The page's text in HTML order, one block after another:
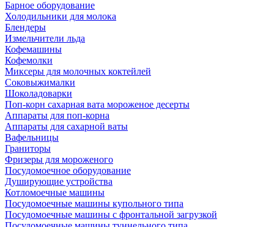
Барное оборудование
Холодильники для молока
Блендеры
Измельчители льда
Кофемашины
Кофемолки
Миксеры для молочных коктейлей
Соковыжималки
Шоколадоварки
Поп-корн сахарная вата мороженое десерты
Аппараты для поп-корна
Аппараты для сахарной ваты
Вафельницы
Граниторы
Фризеры для мороженого
Посудомоечное оборудование
Душирующие устройства
Котломоечные машины
Посудомоечные машины купольного типа
Посудомоечные машины с фронтальной загрузкой